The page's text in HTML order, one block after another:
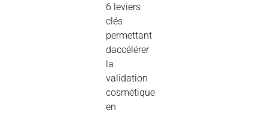
6 leviers
clés
permettant
daccélérer
la
validation
cosmétique
en